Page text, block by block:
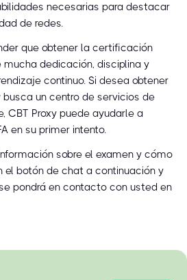
necesarias para destacar
de redes.
que obtener la certificación
mucha dedicación, disciplina y
continuo. Si desea obtener
un centro de servicios de
CBT Proxy puede ayudarle a
en su primer intento.
sobre el examen y cómo
el botón de chat a continuación y
pondrá en contacto con usted en